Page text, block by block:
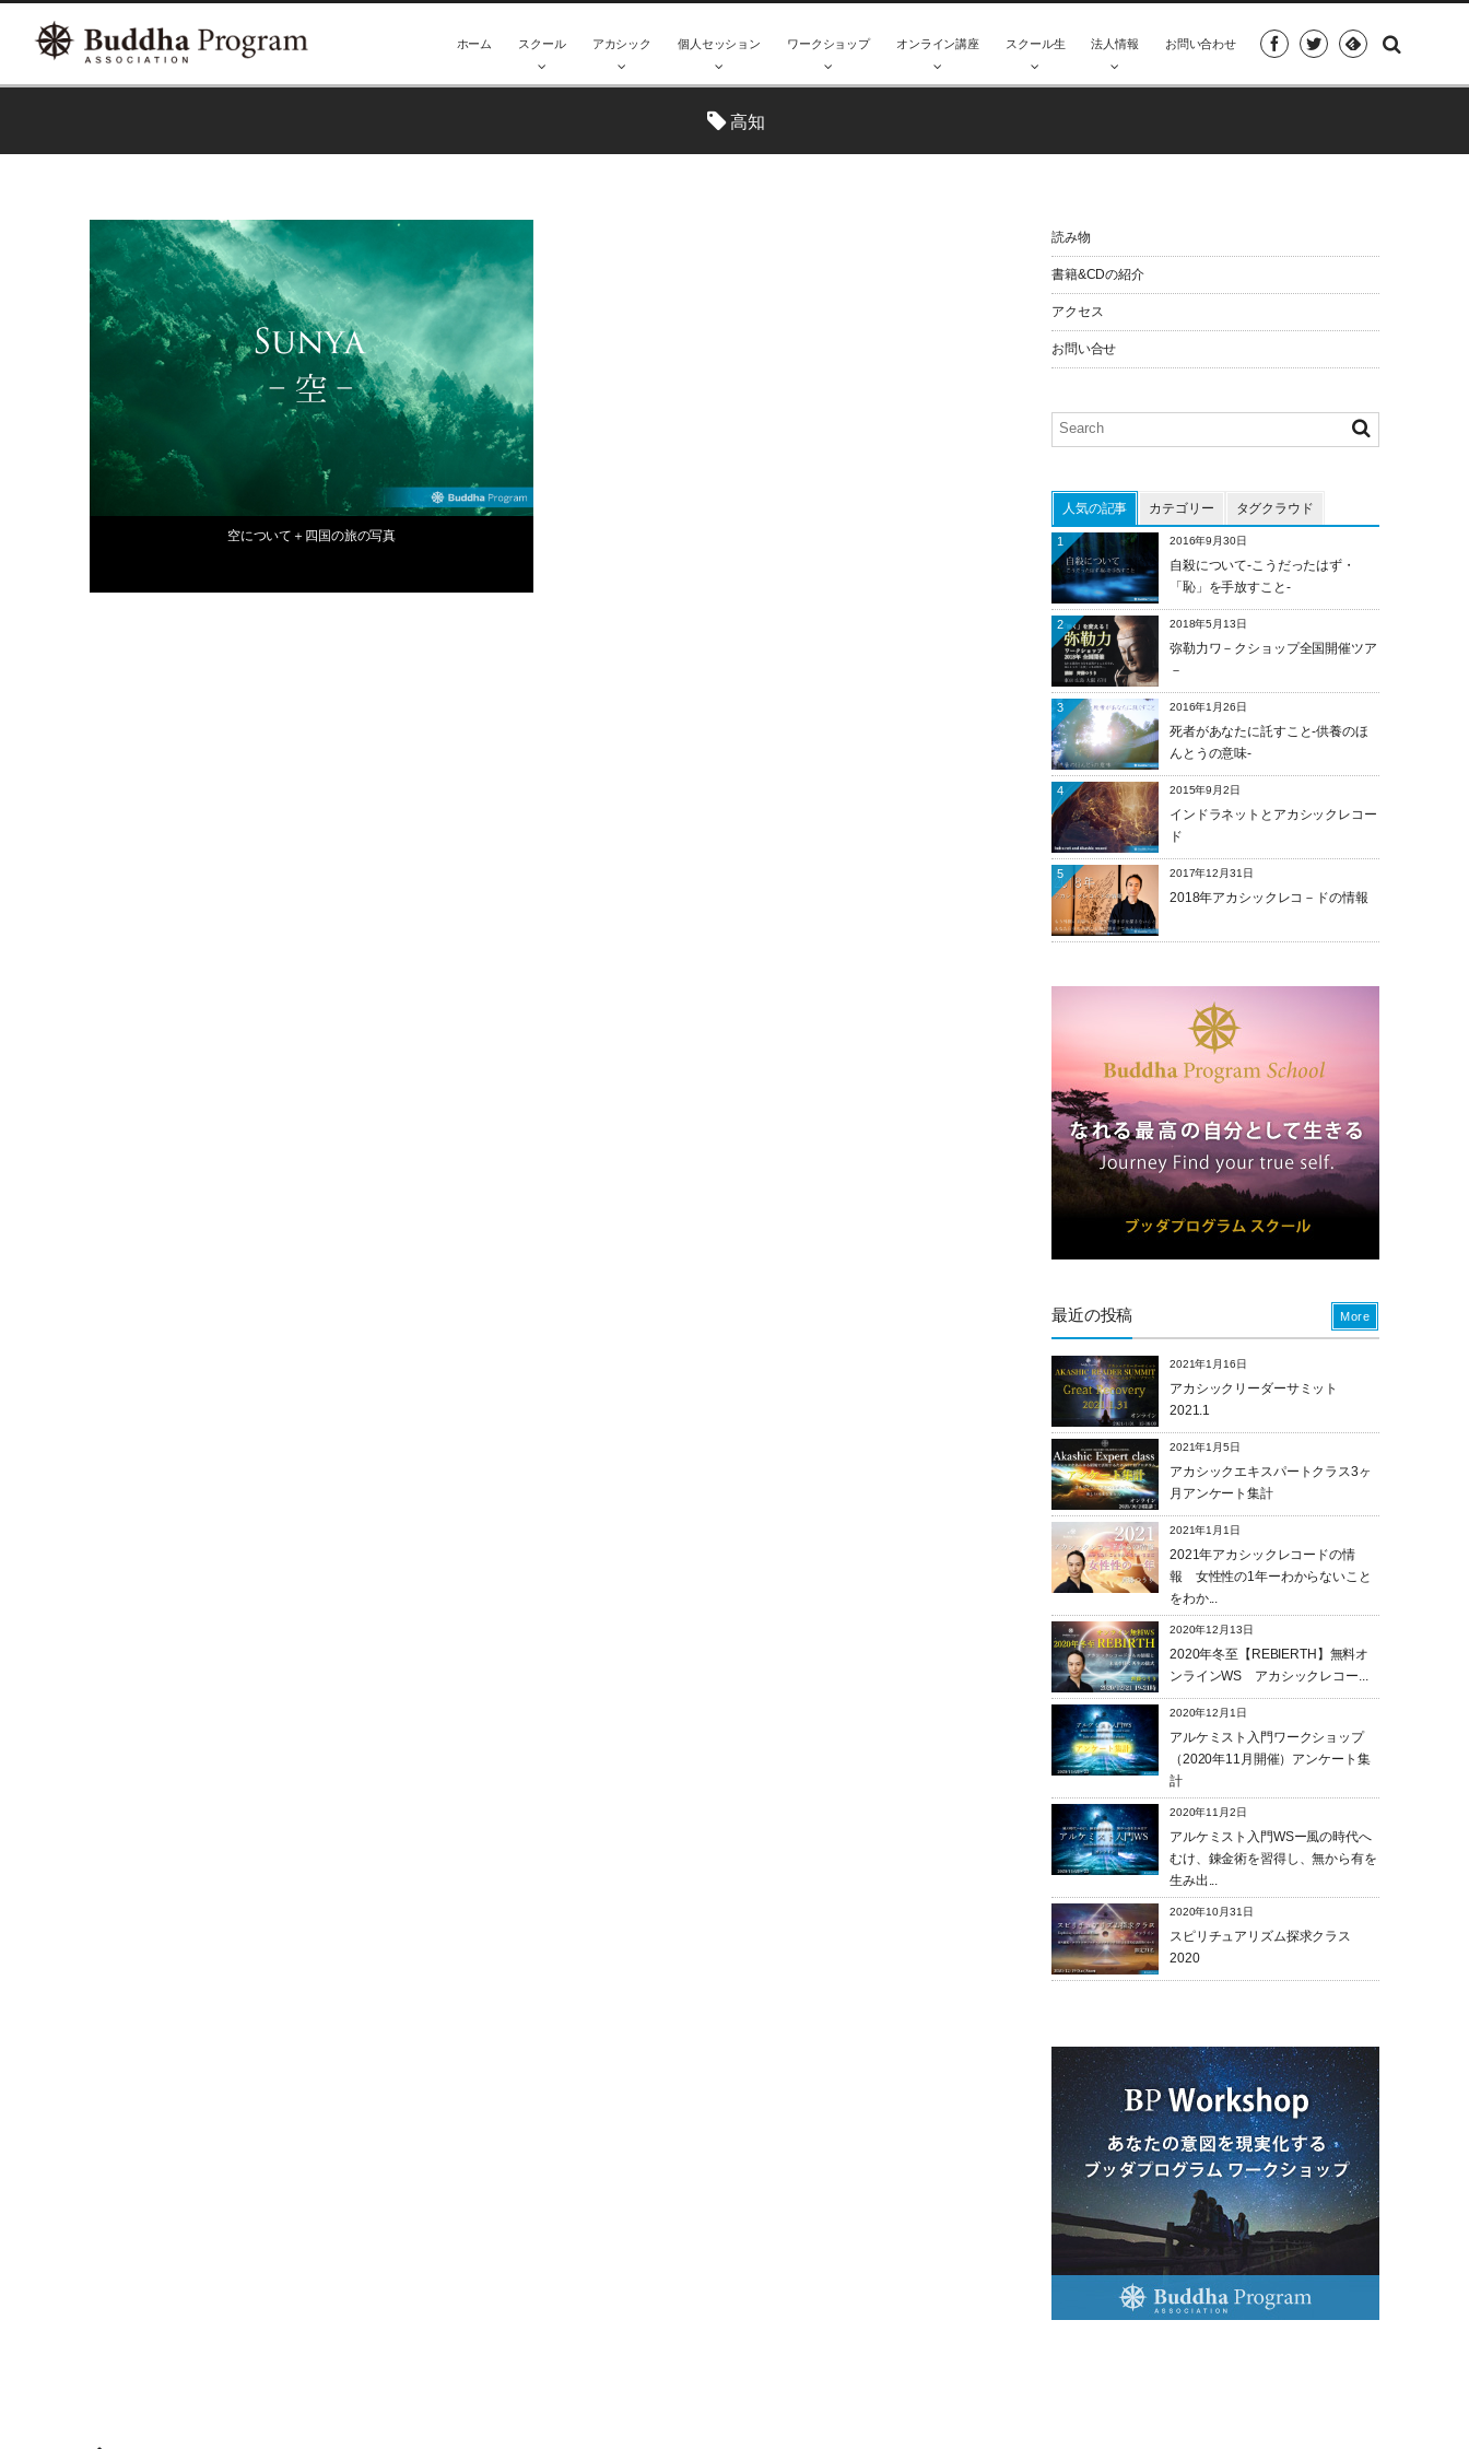
ホーム スクール アカシック 個人セッション ワークショップ オンライン講座 スクール生 法人情報 お問い合わせ
高知
空について＋四国の旅の写真
読み物
書籍&CDの紹介
アクセス
お問い合せ
人気の記事 カテゴリー タグクラウド
2016年9月30日
自殺について-こうだったはず・
「恥」を手放すこと-
1
2018年5月13日
弥勒力ワ－クショップ全国開催ツア
－
2
2016年1月26日
死者があなたに託すこと-供養のほ
んとうの意味-
3
2015年9月2日
インドラネットとアカシックレコー
ド
4
2017年12月31日
2018年アカシックレコ－ドの情報
5
最近の投稿
2021年1月16日
アカシックリーダーサミット
2021.1
2021年1月5日
アカシックエキスパートクラス3ヶ
月アンケート集計
2021年1月1日
2021年アカシックレコードの情
報 女性性の1年ーわからないこと
をわか...
2020年12月13日
2020年冬至【REBIERTH】無料オ
ンラインWS アカシックレコー...
2020年12月1日
アルケミスト入門ワークショップ
（2020年11月開催）アンケート集
計
2020年11月2日
アルケミスト入門WSー風の時代へ
むけ、錬金術を習得し、無から有を
生み出...
2020年10月31日
スピリチュアリズム探求クラス
2020
More